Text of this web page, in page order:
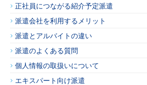
正社員につながる紹介予定派遣
派遣会社を利用するメリット
派遣とアルバイトの違い
派遣のよくある質問
個人情報の取扱いについて
エキスパート向け派遣